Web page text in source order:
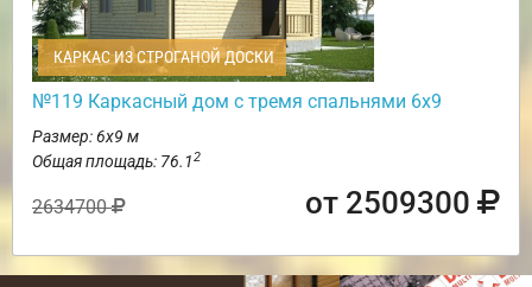
КАРКАС ИЗ СТРОГАНОЙ ДОСКИ
№119 Каркасный дом с тремя спальнями 6х9
Размер: 6х9 м
Общая площадь: 76.12
2634700 от 2509300